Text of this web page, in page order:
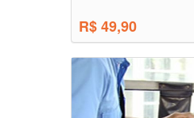
R$ 49,90